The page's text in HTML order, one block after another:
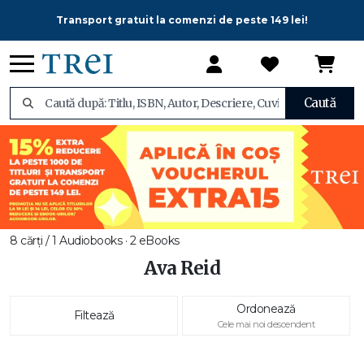
Transport gratuit la comenzi de peste 149 lei!
Caută
8 cărți / 1 Audiobooks · 2 eBooks
Ava Reid
Filtează Ordonează
Cele mai noi descendent